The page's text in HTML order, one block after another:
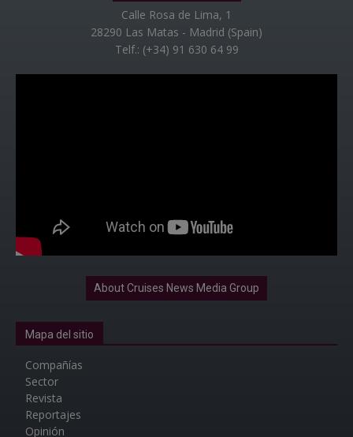
Calle Rosa de Lima, 1
28290 Las Matas - Madrid (Spain)
Telf.: (+34) 91 630 64 99
About Cruises News Media Group
Mapa del sitio
Compañías
Sector
Revista
Reportajes
Opinión